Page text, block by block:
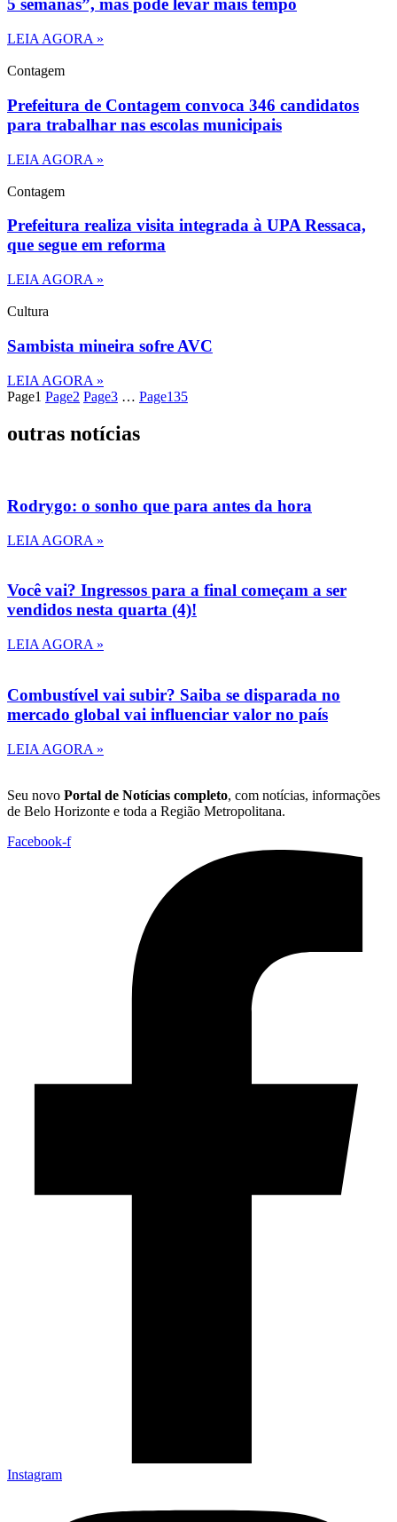
5 semanas”, mas pode levar mais tempo
LEIA AGORA »
Contagem
Prefeitura de Contagem convoca 346 candidatos
para trabalhar nas escolas municipais
LEIA AGORA »
Contagem
Prefeitura realiza visita integrada à UPA Ressaca,
que segue em reforma
LEIA AGORA »
Cultura
Sambista mineira sofre AVC
LEIA AGORA »
Page1 Page2 Page3 … Page135
outras notícias
Rodrygo: o sonho que para antes da hora
LEIA AGORA »
Você vai? Ingressos para a final começam a ser
vendidos nesta quarta (4)!
LEIA AGORA »
Combustível vai subir? Saiba se disparada no
mercado global vai influenciar valor no país
LEIA AGORA »
Seu novo Portal de Notícias completo, com notícias, informações
de Belo Horizonte e toda a Região Metropolitana.
Facebook-f
Instagram